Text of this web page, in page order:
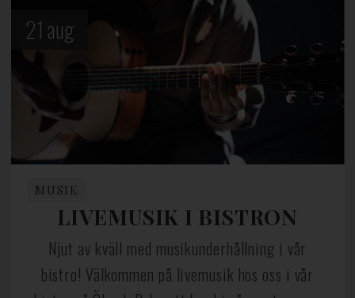
21 aug
MUSIK
LIVEMUSIK I BISTRON
Njut av kväll med musikunderhållning i vår
bistro! Välkommen på livemusik hos oss i vår